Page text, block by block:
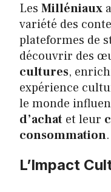
Les Milléniaux
variété des
plateformes de
découvrir des
cultures,
expérience
le monde
d’achat et leur
consommation.
L’Impact